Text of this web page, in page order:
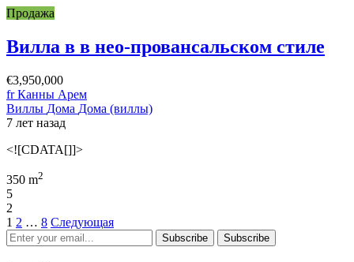
Продажа
Вилла в в нео-провансальском стиле
€3,950,000
fr Канны Арем
Виллы Дома Дома (виллы)
7 лет назад
<![CDATA[]]>
350 m2
5
2
1 2 … 8 Следующая
Subscribe Subscribe